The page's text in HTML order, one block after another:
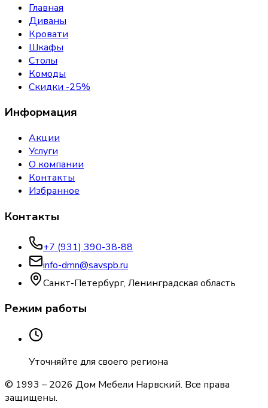
Главная
Диваны
Кровати
Шкафы
Столы
Комоды
Скидки -25%
Информация
Акции
Услуги
О компании
Контакты
Избранное
Контакты
+7 (931) 390-38-88
info-dmn@savspb.ru
Санкт-Петербург, Ленинградская область
Режим работы
Уточняйте для своего региона
© 1993 – 2026 Дом Мебели Нарвский. Все права
защищены.